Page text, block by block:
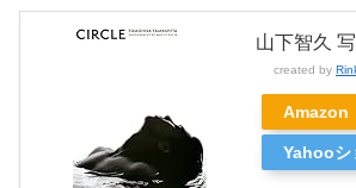
山下智久
created by
Amazon
Yahooシ